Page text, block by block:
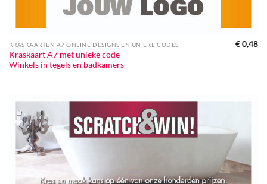
KRASKAARTEN A7 ONLINE DESIGNS EN UNIEKE CODES
Kraskaart A7 met unieke code
Winkels in tegels en badkamers
€0,48